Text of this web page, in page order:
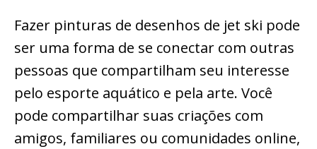
Fazer pinturas de desenhos de jet ski pode
ser uma forma de se conectar com outras
pessoas que compartilham seu interesse
pelo esporte aquático e pela arte. Você
pode compartilhar suas criações com
amigos, familiares ou comunidades online,